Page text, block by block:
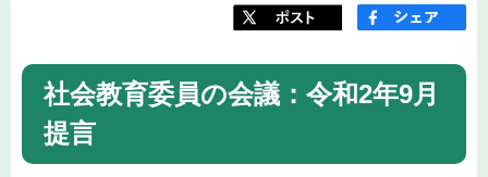
社会教育委員の会議：令和2年9月
提言